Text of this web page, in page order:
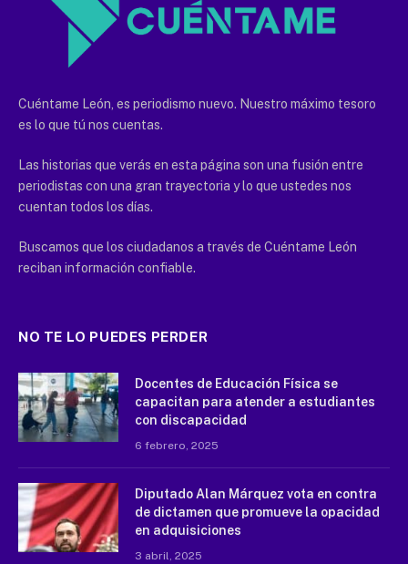
Cuéntame León, es periodismo nuevo. Nuestro máximo tesoro
es lo que tú nos cuentas.
Las historias que verás en esta página son una fusión entre
periodistas con una gran trayectoria y lo que ustedes nos
cuentan todos los días.
Buscamos que los ciudadanos a través de Cuéntame León
reciban información confiable.
NO TE LO PUEDES PERDER
Docentes de Educación Física se
capacitan para atender a estudiantes
con discapacidad
6 febrero, 2025
Diputado Alan Márquez vota en contra
de dictamen que promueve la opacidad
en adquisiciones
3 abril, 2025